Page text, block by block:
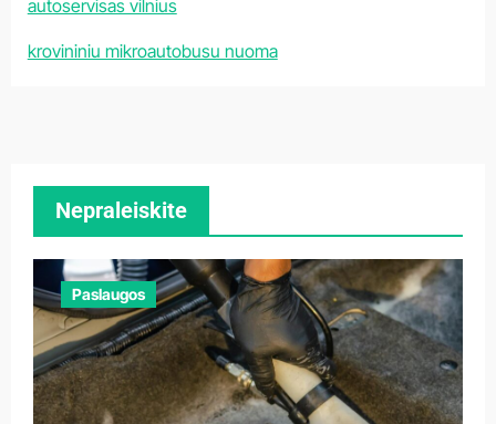
autoservisas vilnius
krovininiu mikroautobusu nuoma
Nepraleiskite
Paslaugos